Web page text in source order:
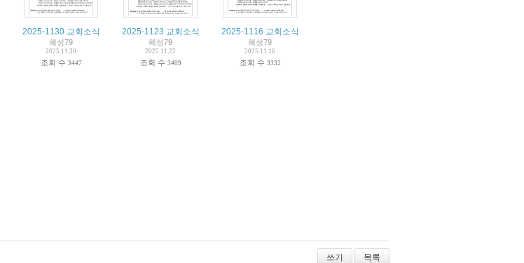
2025-1130 교회소식
혜성79
2025.11.30
조회 수 3447
2025-1123 교회소식
혜성79
2025.11.22
조회 수 3409
2025-1116 교회소식
혜성79
2025.11.16
조회 수 3332
쓰기 목록